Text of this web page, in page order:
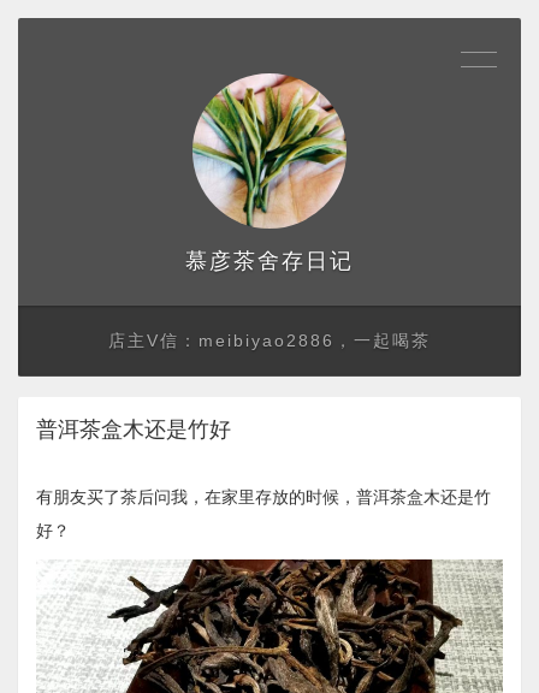
慕彦茶舍存日记
店主V信：meibiyao2886，一起喝茶
普洱茶盒木还是竹好
有朋友买了茶后问我，在家里存放的时候，普洱茶盒木还是竹
好？